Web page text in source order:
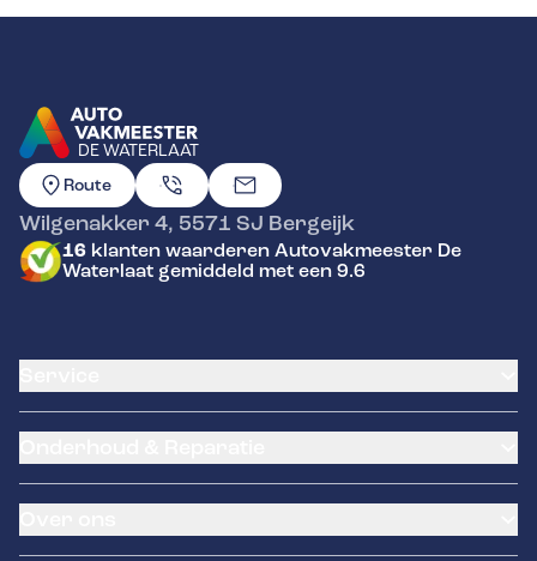
DE WATERLAAT
GA NAAR DE HOMEPAGINA
Route
Wilgenakker 4, 5571 SJ Bergeijk
16 klanten waarderen Autovakmeester De
Waterlaat gemiddeld met een 9.6
Banden service
Pechhulp
Schade en reparatie